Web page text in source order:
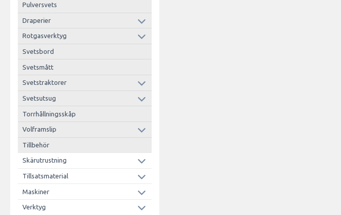
Pulversvets
Draperier
Rotgasverktyg
Svetsbord
Svetsmått
Svetstraktorer
Svetsutsug
Torrhållningsskåp
Volframslip
Tillbehör
Skärutrustning
Tillsatsmaterial
Maskiner
Verktyg